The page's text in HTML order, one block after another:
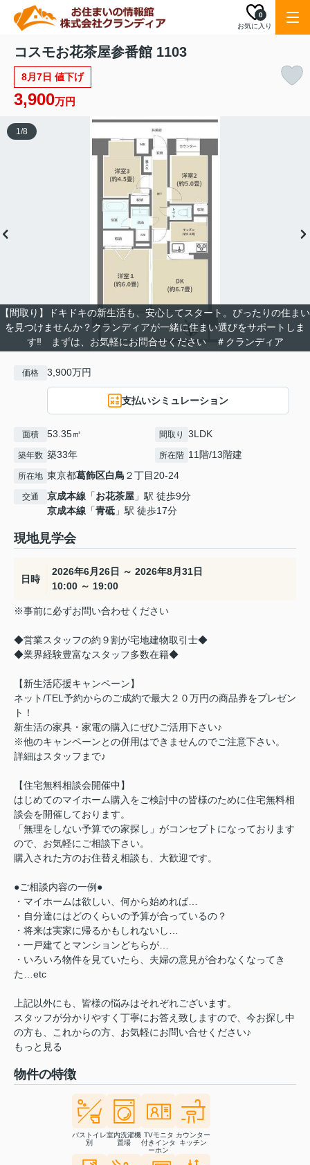
お気に入り
0
コスモお花茶屋参番館 1103
8月7日 値下げ
3,900万円
【間取り】ドキドキの新生活も、安心してスタート。ぴったりの住まい
を見つけませんか？クランディアが一緒に住まい選びをサポートしま
す‼ まずは、お気軽にお問合せください ＃クランディア
1/8
価格 3,900万円
支払いシミュレーション
面積 53.35㎡ 間取り 3LDK
築年数 築33年 所在階 11階/13階建
所在地 東京都葛飾区白鳥 ２丁目20-24
交通 京成本線 「お花茶屋 」駅 徒歩9分
京成本線 「青砥 」駅 徒歩17分
現地見学会
日時
2026年6月26日 ～ 2026年8月31日
10:00 ～ 19:00
※事前に必ずお問い合わせください
◆営業スタッフの約９割が宅地建物取引士◆
◆業界経験豊富なスタッフ多数在籍◆
【新生活応援キャンペーン】
ネット/TEL予約からのご成約で最大２０万円の商品券をプレゼン
ト！
新生活の家具・家電の購入にぜひご活用下さい♪
※他のキャンペーンとの併用はできませんのでご注意下さい。
詳細はスタッフまで♪
【住宅無料相談会開催中】
はじめてのマイホーム購入をご検討中の皆様のために住宅無料相
談会を開催しております。
「無理をしない予算での家探し」がコンセプトになっております
ので、お気軽にご相談下さい。
購入された方のお住替え相談も、大歓迎です。
●ご相談内容の一例●
・マイホームは欲しい、何から始めれば…
・自分達にはどのくらいの予算が合っているの？
・将来は実家に帰るかもしれないし…
・一戸建てとマンションどちらが…
・いろいろ物件を見ていたら、夫婦の意見が合わなくなってき
た…etc
上記以外にも、皆様の悩みはそれぞれございます。
スタッフが分かりやすく丁寧にお答え致しますので、今お探し中
の方も、これからの方、お気軽にお問い合せください♪
もっと見る
物件の特徴
バストイレ
別
室内洗濯機
置場
TVモニタ
付きインタ
ーホン
カウンター
キッチン